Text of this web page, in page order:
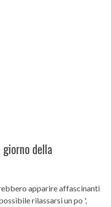
giorno della
apparire affascinanti
rilassarsi un po ',